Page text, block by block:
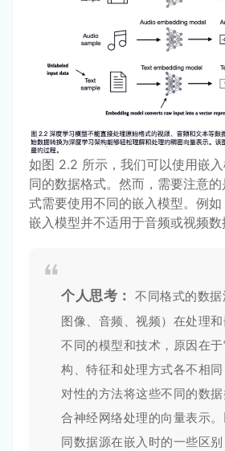
如图 2.2 所示，我们可以使用嵌
同的数据格式。然而，需要注意
式需要使用不同的嵌入模型。例
嵌入模型并不适用于音频或视频数
个人思考：
不同格式的数据
图像、音频、视频）在处理
不同的模型和技术，原因在
构、特征和处理方式各不相
对性的方法将这些不同的数
合神经网络处理的向量表示
同数据源在嵌入时的一些区别